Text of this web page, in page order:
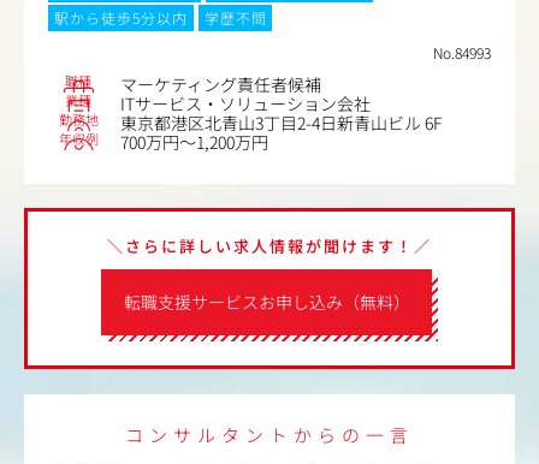
駅から徒歩5分以内
学歴不問
No.84993
職種 マーケティング責任者候補
業種 ITサービス・ソリューション会社
勤務地 東京都港区北青山3丁目2-4日新青山ビル 6F
年収例 700万円～1,200万円
転職支援サービスお申し込み（無料）
＼さらに詳しい求人情報が聞けます！／
コンサルタントからの一言